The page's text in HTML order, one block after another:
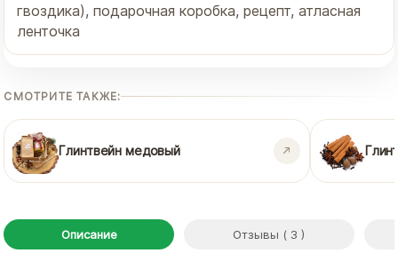
гвоздика), подарочная коробка, рецепт, атласная
ленточка
СМОТРИТЕ ТАКЖЕ:
Глинтвейн медовый
Описание Отзывы ( 3 )